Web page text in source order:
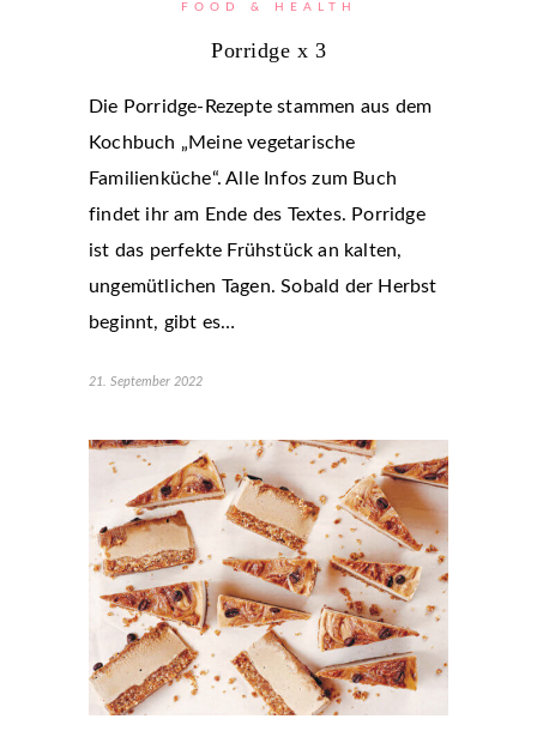
FOOD & HEALTH
Porridge x 3
Die Porridge-Rezepte stammen aus dem
Kochbuch „Meine vegetarische
Familienküche“. Alle Infos zum Buch
findet ihr am Ende des Textes. Porridge
ist das perfekte Frühstück an kalten,
ungemütlichen Tagen. Sobald der Herbst
beginnt, gibt es…
21. September 2022